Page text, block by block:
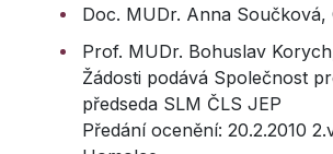
Doc. MUDr. Anna Součková,
Prof. MUDr. Bohuslav
Žádosti podává Společnost
předseda SLM ČLS JEP
Předání ocenění: 20.2.2010